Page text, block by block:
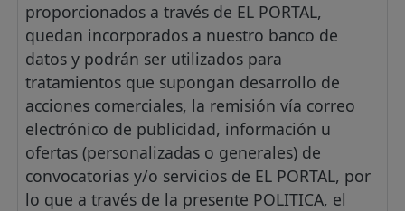
proporcionados a través de EL PORTAL,
quedan incorporados a nuestro banco de
datos y podrán ser utilizados para
tratamientos que supongan desarrollo de
acciones comerciales, la remisión vía correo
electrónico de publicidad, información u
ofertas (personalizadas o generales) de
convocatorias y/o servicios de EL PORTAL, por
lo que a través de la presente POLITICA, el